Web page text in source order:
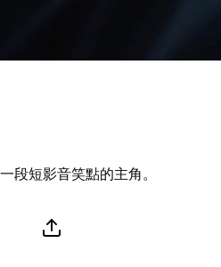
段短影音笑點的主角。